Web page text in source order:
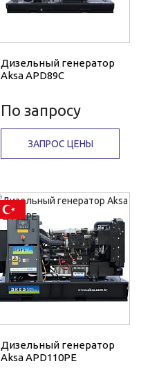
Дизельный генератор
Aksa APD89C
По запросу
ЗАПРОС ЦЕНЫ
Дизельный генератор
Aksa APD110PE